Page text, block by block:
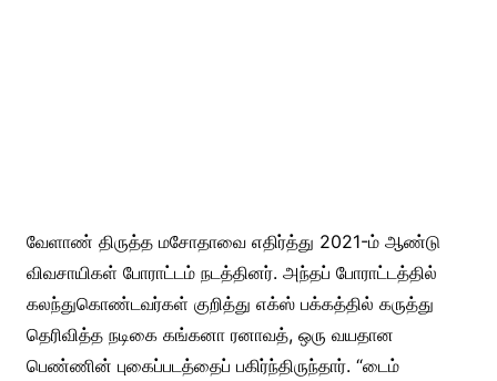
வேளாண் திருத்த மசோதாவை எதிர்த்து 2021-ம் ஆண்டு
விவசாயிகள் போராட்டம் நடத்தினர். அந்தப் போராட்டத்தில்
கலந்துகொண்டவர்கள் குறித்து எக்ஸ் பக்கத்தில் கருத்து
தெரிவித்த நடிகை கங்கனா ரனாவத், ஒரு வயதான
பெண்ணின் புகைப்படத்தைப் பகிர்ந்திருந்தார். “டைம்